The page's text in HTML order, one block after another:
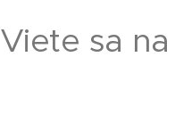
Viete sa